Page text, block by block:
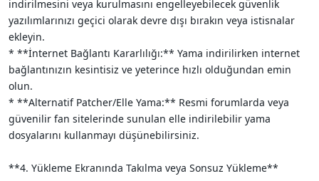
indirilmesini veya kurulmasını engelleyebilecek güvenlik
yazılımlarınızı geçici olarak devre dışı bırakın veya istisnalar
ekleyin.
* **İnternet Bağlantı Kararlılığı:** Yama indirilirken internet
bağlantınızın kesintisiz ve yeterince hızlı olduğundan emin
olun.
* **Alternatif Patcher/Elle Yama:** Resmi forumlarda veya
güvenilir fan sitelerinde sunulan elle indirilebilir yama
dosyalarını kullanmayı düşünebilirsiniz.
**4. Yükleme Ekranında Takılma veya Sonsuz Yükleme**